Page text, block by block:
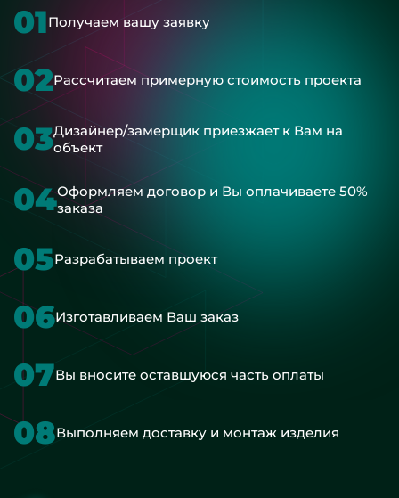
01Получаем вашу заявку
02Рассчитаем примерную стоимость проекта
03Дизайнер/замерщик приезжает к Вам на
объект
04Оформляем договор и Вы оплачиваете 50%
заказа
05Разрабатываем проект
06Изготавливаем Ваш заказ
07Вы вносите оставшуюся часть оплаты
08Выполняем доставку и монтаж изделия